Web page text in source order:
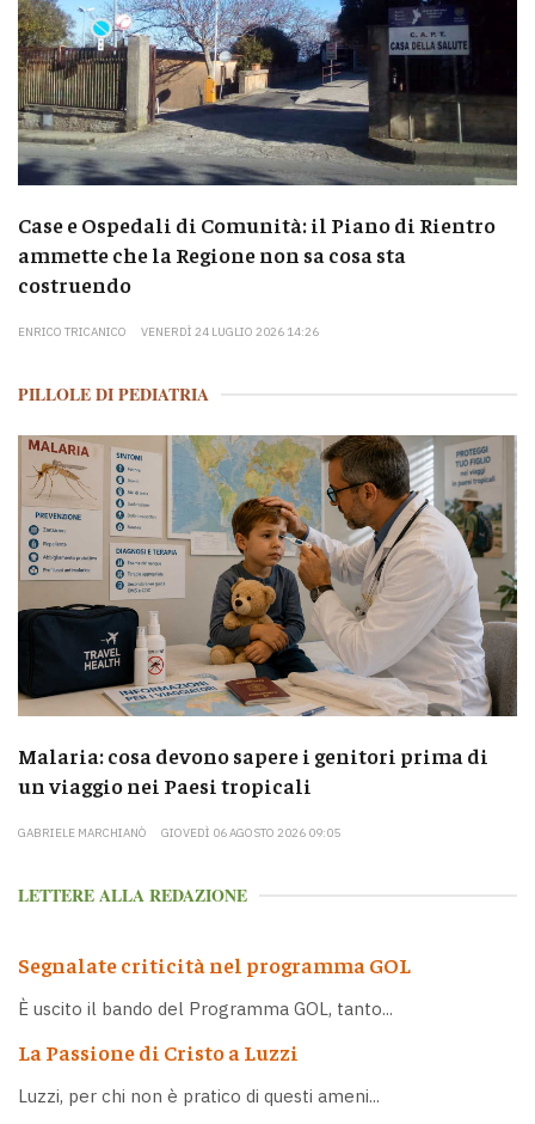
Case e Ospedali di Comunità: il Piano di Rientro
ammette che la Regione non sa cosa sta
costruendo
ENRICO TRICANICO VENERDÌ 24 LUGLIO 2026 14:26
PILLOLE DI PEDIATRIA
Malaria: cosa devono sapere i genitori prima di
un viaggio nei Paesi tropicali
GABRIELE MARCHIANÒ GIOVEDÌ 06 AGOSTO 2026 09:05
LETTERE ALLA REDAZIONE
Segnalate criticità nel programma GOL
È uscito il bando del Programma GOL, tanto...
La Passione di Cristo a Luzzi
Luzzi, per chi non è pratico di questi ameni...